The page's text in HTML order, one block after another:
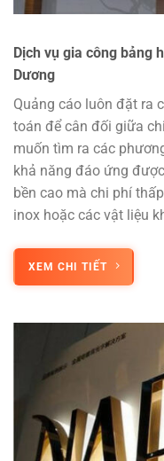
Dịch vụ gia công bảng
Dương
Quảng cáo luôn đặt ra
toán để cân đối giữa
muốn tìm ra các
khả năng đáo ứng
bền cao mà chi phí
inox hoặc các vật liệu
XEM CHI TIẾT